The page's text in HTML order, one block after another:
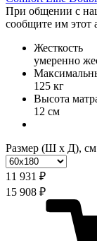
При общении с
сообщите им этот
Жесткость
умеренно
125 кг
Высота
12 см
Размер (Ш х Д),
11 931 ₽
15 908 ₽